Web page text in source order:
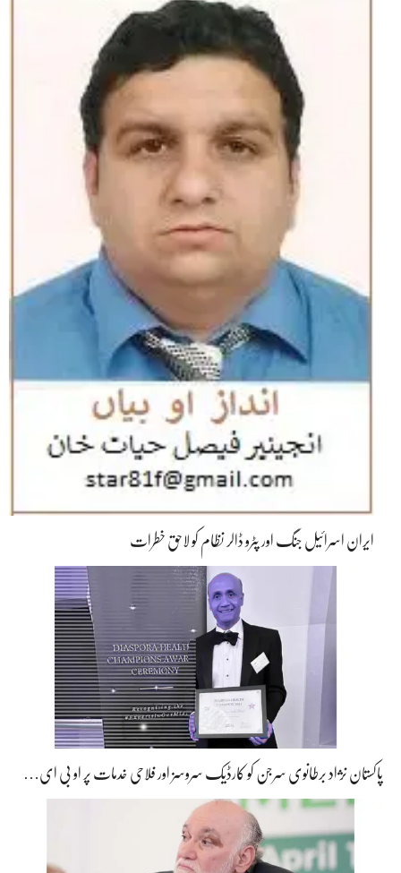
ایران اسرائیل جنگ اور پٹرو ڈالر نظام کو لاحق خطرات
پاکستان نژاد برطانوی سرجن کو کارڈیک سروسز اور فلاحی خدمات پر او بی ای…